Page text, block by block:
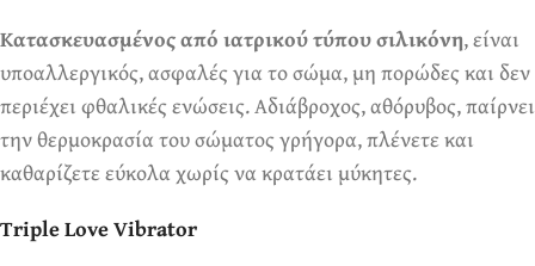
Κατασκευασμένος από ιατρικού τύπου σιλικόνη, είναι
υποαλλεργικός, ασφαλές για το σώμα, μη πορώδες και δεν
περιέχει φθαλικές ενώσεις. Αδιάβροχος, αθόρυβος, παίρνει
την θερμοκρασία του σώματος γρήγορα, πλένετε και
καθαρίζετε εύκολα χωρίς να κρατάει μύκητες.
Triple Love Vibrator